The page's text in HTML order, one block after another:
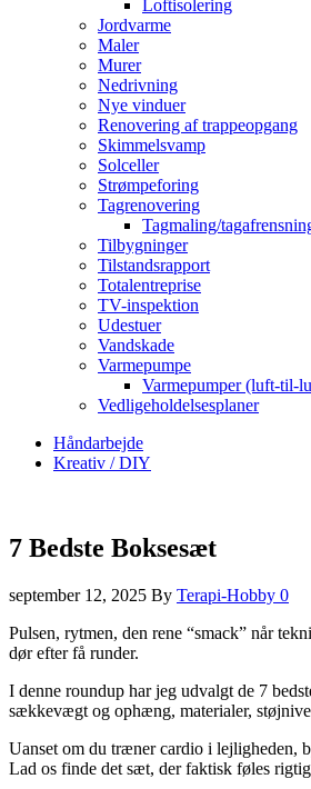
Loftisolering
Jordvarme
Maler
Murer
Nedrivning
Nye vinduer
Renovering af trappeopgang
Skimmelsvamp
Solceller
Strømpeforing
Tagrenovering
Tagmaling/
Tilbygninger
Tilstandsrapport
Totalentreprise
TV-inspektion
Udestuer
Vandskade
Varmepumpe
Varmepumper (luft-til-
Vedligeholdelsesplaner
Håndarbejde
Kreativ / DIY
7 Bedste Boksesæt
september 12, 2025 By Terapi-Hobby 0
Pulsen, rytmen, den rene “smack” når
dør efter få runder.
I denne roundup har jeg udvalgt de 7
sækkevægt og ophæng, materialer,
Uanset om du træner cardio i lejligheden,
Lad os finde det sæt, der faktisk føles